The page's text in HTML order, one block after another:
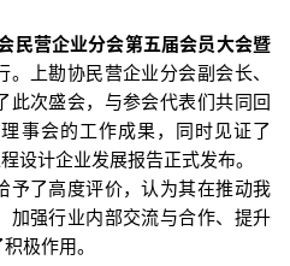
民营企业分会第五届会员大会暨
。上勘协民营企业分会副会长、
此次盛会，与参会代表们共同回
事会的工作成果，同时见证了
设计企业发展报告正式发布。
予了高度评价，认为其在推动我
加强行业内部交流与合作、提升
极作用。